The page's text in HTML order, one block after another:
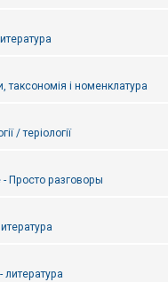
таксономія і номенклатура
/ теріології
- Просто разговоры
литература